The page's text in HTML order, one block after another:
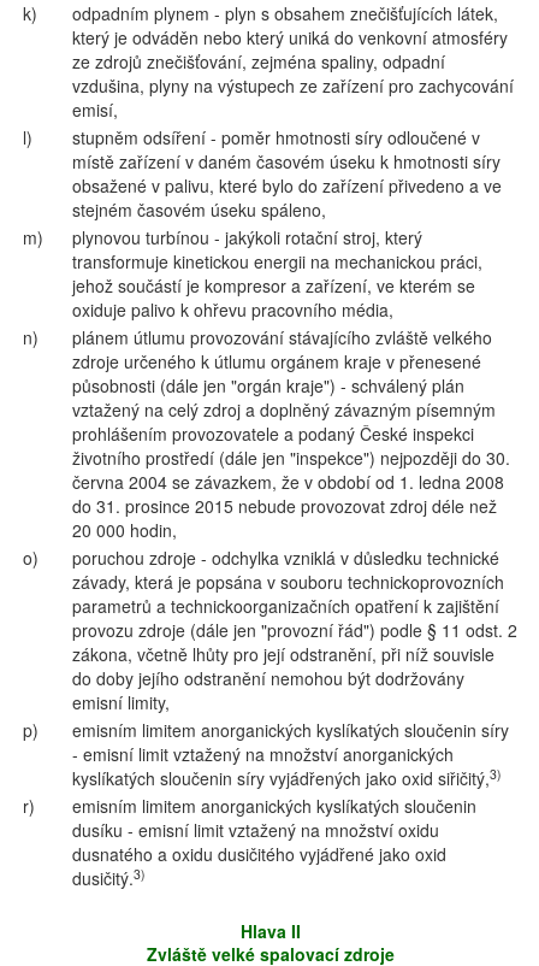
k)
odpadním plynem - plyn s obsahem znečišťujících látek,
který je odváděn nebo který uniká do venkovní atmosféry
ze zdrojů znečišťování, zejména spaliny, odpadní
vzdušina, plyny na výstupech ze zařízení pro zachycování
emisí,
l)
stupněm odsíření - poměr hmotnosti síry odloučené v
místě zařízení v daném časovém úseku k hmotnosti síry
obsažené v palivu, které bylo do zařízení přivedeno a ve
stejném časovém úseku spáleno,
m)
plynovou turbínou - jakýkoli rotační stroj, který
transformuje kinetickou energii na mechanickou práci,
jehož součástí je kompresor a zařízení, ve kterém se
oxiduje palivo k ohřevu pracovního média,
n)
plánem útlumu provozování stávajícího zvláště velkého
zdroje určeného k útlumu orgánem kraje v přenesené
působnosti (dále jen "orgán kraje") - schválený plán
vztažený na celý zdroj a doplněný závazným písemným
prohlášením provozovatele a podaný České inspekci
životního prostředí (dále jen "inspekce") nejpozději do 30.
června 2004 se závazkem, že v období od 1. ledna 2008
do 31. prosince 2015 nebude provozovat zdroj déle než
20 000 hodin,
o)
poruchou zdroje - odchylka vzniklá v důsledku technické
závady, která je popsána v souboru technickoprovozních
parametrů a technickoorganizačních opatření k zajištění
provozu zdroje (dále jen "provozní řád") podle § 11 odst. 2
zákona, včetně lhůty pro její odstranění, při níž souvisle
do doby jejího odstranění nemohou být dodržovány
emisní limity,
p)
emisním limitem anorganických kyslíkatých sloučenin síry
- emisní limit vztažený na množství anorganických
kyslíkatých sloučenin síry vyjádřených jako oxid siřičitý,3)
r)
emisním limitem anorganických kyslíkatých sloučenin
dusíku - emisní limit vztažený na množství oxidu
dusnatého a oxidu dusičitého vyjádřené jako oxid
dusičitý.3)
Hlava II
Zvláště velké spalovací zdroje